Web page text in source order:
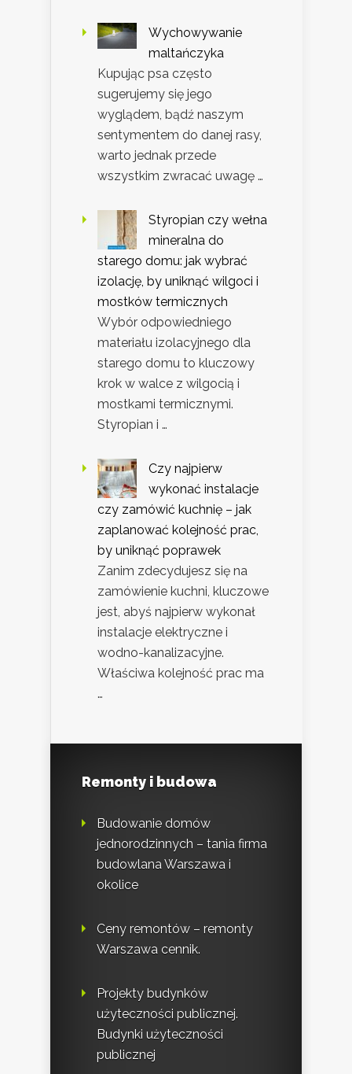
Wychowywanie
maltańczyka
Kupując psa często
sugerujemy się jego
wyglądem, bądź naszym
sentymentem do danej rasy,
warto jednak przede
wszystkim zwracać uwagę …
Styropian czy wełna
mineralna do
starego domu: jak wybrać
izolację, by uniknąć wilgoci i
mostków termicznych
Wybór odpowiedniego
materiału izolacyjnego dla
starego domu to kluczowy
krok w walce z wilgocią i
mostkami termicznymi.
Styropian i …
Czy najpierw
wykonać instalacje
czy zamówić kuchnię – jak
zaplanować kolejność prac,
by uniknąć poprawek
Zanim zdecydujesz się na
zamówienie kuchni, kluczowe
jest, abyś najpierw wykonał
instalacje elektryczne i
wodno-kanalizacyjne.
Właściwa kolejność prac ma
…
Remonty i budowa
Budowanie domów
jednorodzinnych – tania firma
budowlana Warszawa i
okolice
Ceny remontów – remonty
Warszawa cennik.
Projekty budynków
użyteczności publicznej.
Budynki użyteczności
publicznej